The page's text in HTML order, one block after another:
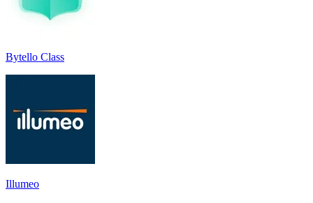
Bytello Class
Illumeo